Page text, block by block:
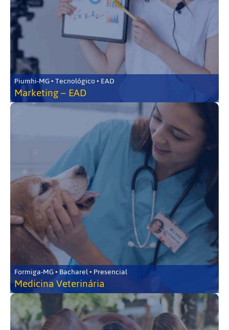
Piumhi-MG • Tecnológico • EAD
Marketing – EAD
Formiga-MG • Bacharel • Presencial
Medicina Veterinária